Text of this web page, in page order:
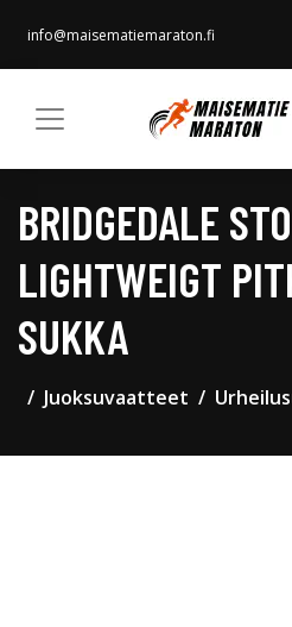
info@maisematiemaraton.fi
BRIDGEDALE
LIGHTWEIGT
SUKKA
Juoksuvaatteet